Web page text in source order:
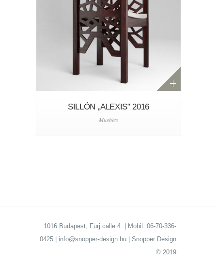
SILLÓN „ALEXIS” 2016
Muebles
1016 Budapest, Fürj calle 4. | Mobil: 06-70-336-
0425 | info@snopper-design.hu | Snopper Design
© 2019